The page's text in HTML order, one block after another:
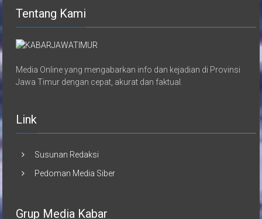
Tentang Kami
Media Online yang mengabarkan info dan kejadian di Provinsi
Jawa Timur dengan cepat, akurat dan faktual.
Link
Susunan Redaksi
Pedoman Media Siber
Grup Media Kabar